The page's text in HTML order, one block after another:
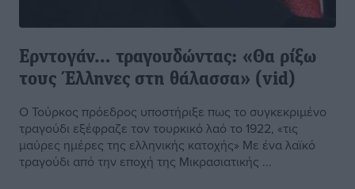
Ερντογάν… τραγουδώντας: «Θα ρίξω
τους Έλληνες στη θάλασσα» (vid)
Ο Τούρκος πρόεδρος υποστήριξε πως το συγκεκριμένο
τραγούδι εξέφραζε τον τουρκικό λαό το 1922, «τις
μαύρες ημέρες της ελληνικής κατοχής» Με ένα λαϊκό
τραγούδι από την εποχή της Μικρασιατικής ...